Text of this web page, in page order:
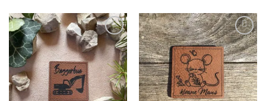
Add to
wishlist
Add to
wishlist